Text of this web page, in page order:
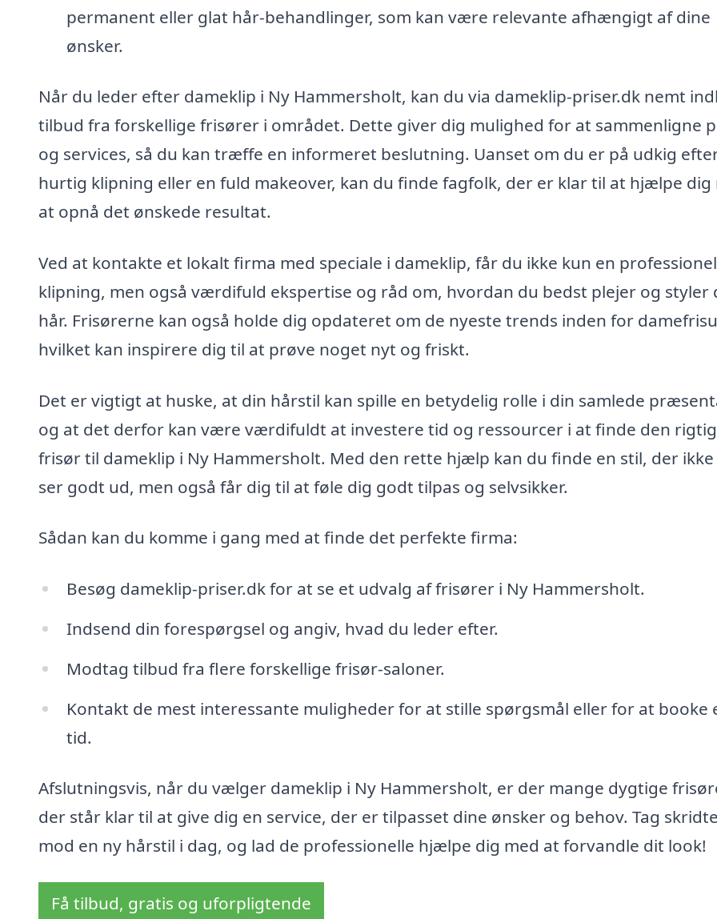
permanent eller glat hår-behandlinger, som kan være relevante afhængigt af dine
ønsker.
Når du leder efter dameklip i Ny Hammersholt, kan du via dameklip-priser.dk nemt
tilbud fra forskellige frisører i området. Dette giver dig mulighed for at sammenligne
og services, så du kan træffe en informeret beslutning. Uanset om du er på udkig
hurtig klipning eller en fuld makeover, kan du finde fagfolk, der er klar til at hjælpe dig
at opnå det ønskede resultat.
Ved at kontakte et lokalt firma med speciale i dameklip, får du ikke kun en professionel
klipning, men også værdifuld ekspertise og råd om, hvordan du bedst plejer og styler
hår. Frisørerne kan også holde dig opdateret om de nyeste trends inden for
hvilket kan inspirere dig til at prøve noget nyt og friskt.
Det er vigtigt at huske, at din hårstil kan spille en betydelig rolle i din samlede
og at det derfor kan være værdifuldt at investere tid og ressourcer i at finde den
frisør til dameklip i Ny Hammersholt. Med den rette hjælp kan du finde en stil, der
ser godt ud, men også får dig til at føle dig godt tilpas og selvsikker.
Sådan kan du komme i gang med at finde det perfekte firma:
Besøg dameklip-priser.dk for at se et udvalg af frisører i Ny Hammersholt.
Indsend din forespørgsel og angiv, hvad du leder efter.
Modtag tilbud fra flere forskellige frisør-saloner.
Kontakt de mest interessante muligheder for at stille spørgsmål eller for at booke
tid.
Afslutningsvis, når du vælger dameklip i Ny Hammersholt, er der mange dygtige
der står klar til at give dig en service, der er tilpasset dine ønsker og behov. Tag
mod en ny hårstil i dag, og lad de professionelle hjælpe dig med at forvandle dit look!
Få tilbud, gratis og uforpligtende